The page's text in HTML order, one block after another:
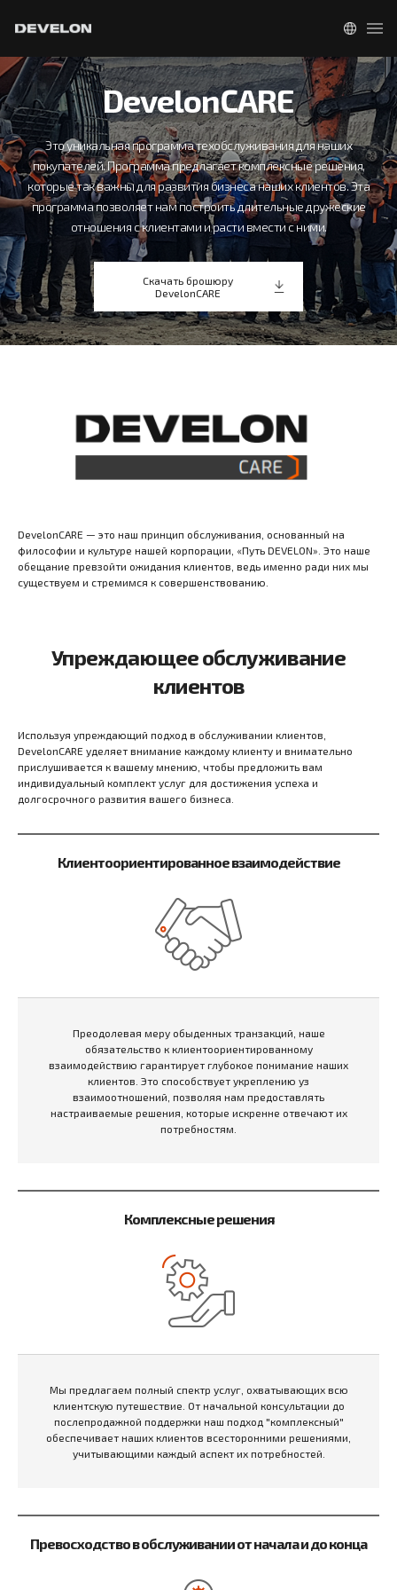
DevelonCARE
Это уникальная программа техобслуживания для наших
покупателей.Программа предлагает комплексные решения,
которые так важны для развития бизнеса наших клиентов.Эта
программа позволяет нам построить длительные дружеские
отношения с клиентами и расти вмести с ними.
Скачать брошюру
DevelonCARE
DevelonCARE — это наш принцип обслуживания, основанный на
философии и культуре нашей корпорации, «Путь DEVELON». Это наше
обещание превзойти ожидания клиентов, ведь именно ради них мы
существуем и стремимся к совершенствованию.
Упреждающее обслуживание
клиентов
Используя упреждающий подход в обслуживании клиентов,
DevelonCARE уделяет внимание каждому клиенту и внимательно
прислушивается к вашему мнению, чтобы предложить вам
индивидуальный комплект услуг для достижения успеха и
долгосрочного развития вашего бизнеса.
Клиентоориентированное взаимодействие
Преодолевая меру обыденных транзакций, наше
обязательство к клиентоориентированному
взаимодействию гарантирует глубокое понимание наших
клиентов. Это способствует укреплению уз
взаимоотношений, позволяя нам предоставлять
настраиваемые решения, которые искренне отвечают их
потребностям.
Комплексные решения
Мы предлагаем полный спектр услуг, охватывающих всю
клиентскую путешествие. От начальной консультации до
послепродажной поддержки наш подход "комплексный"
обеспечивает наших клиентов всесторонними решениями,
учитывающими каждый аспект их потребностей.
Превосходство в обслуживании от начала и до конца